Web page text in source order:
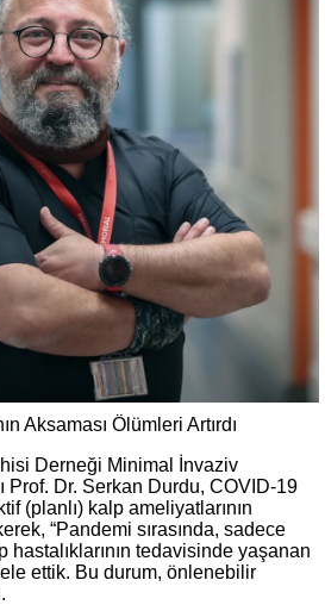
Aksaması Ölümleri Artırdı
Derneği Minimal İnvaziv
Prof. Dr. Serkan Durdu, COVID-19
(planlı) kalp ameliyatlarının
“Pandemi sırasında, sadece
tedavisinde yaşanan
ettik. Bu durum, önlenebilir